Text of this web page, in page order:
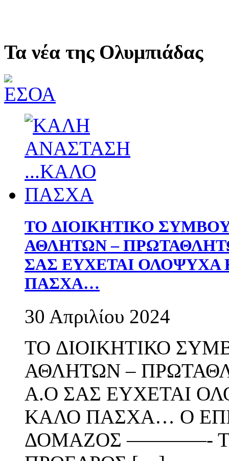
Τα νέα της Ολυμπιάδας
TO ΔΙΟΙΚΗΤΙΚΟ
ΑΘΛΗΤΩΝ –
ΣΑΣ ΕΥΧΕΤΑΙ
ΠΑΣΧΑ…
30 Απριλίου 2024
TO ΔΙΟΙΚΗΤΙΚΟ
ΑΘΛΗΤΩΝ –
Α.Ο ΣΑΣ ΕΥΧΕΤΑΙ
ΚΑΛΟ ΠΑΣΧΑ… Ο
ΔΟΜΑΖΟΣ ————-